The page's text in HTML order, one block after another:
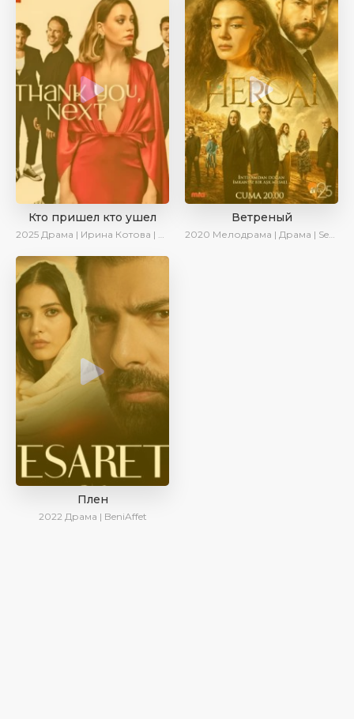
Кто пришел кто ушел
2025 Драма | Ирина Котова | Новинки | Сериалы 2025
Ветреный
2020 Мелодрама | Драма | SesDizi | Ирина Котова | AveTurk
Плен
2022 Драма | BeniAffet